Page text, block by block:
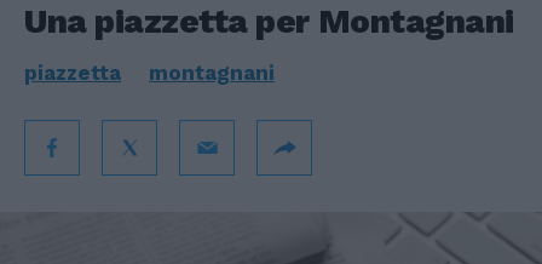
Una piazzetta per Montagnani
piazzetta montagnani